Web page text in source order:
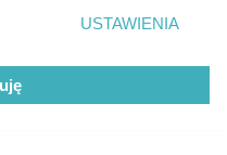
ustawień prywatności
strony
wymagają zgody
się takiemu
miały zastosowanie tylko
USTAWIENIA